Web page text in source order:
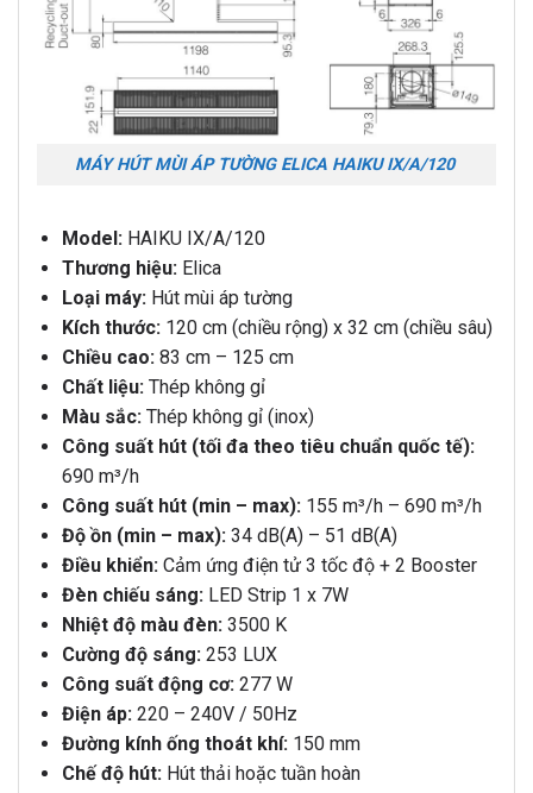
MÁY HÚT MÙI ÁP TƯỜNG ELICA HAIKU IX/A/120
Model:HAIKU IX/A/120
Thương hiệu:Elica
Loại máy:Hút mùi áp tường
Kích thước:120 cm (chiều rộng) x 32 cm (chiều sâu)
Chiều cao:83 cm – 125 cm
Chất liệu:Thép không gỉ
Màu sắc:Thép không gỉ (inox)
Công suất hút (tối đa theo tiêu chuẩn quốc tế):
690 m³/h
Công suất hút (min – max):155 m³/h – 690 m³/h
Độ ồn (min – max):34 dB(A) – 51 dB(A)
Điều khiển:Cảm ứng điện tử 3 tốc độ + 2 Booster
Đèn chiếu sáng:LED Strip 1 x 7W
Nhiệt độ màu đèn:3500 K
Cường độ sáng:253 LUX
Công suất động cơ:277 W
Điện áp:220 – 240V / 50Hz
Đường kính ống thoát khí:150 mm
Chế độ hút:Hút thải hoặc tuần hoàn